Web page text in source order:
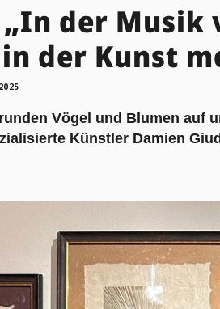
der
der Kunst
Vögel und Blumen auf
Künstler Damien